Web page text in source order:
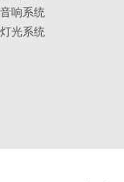
音响系统
灯光系统